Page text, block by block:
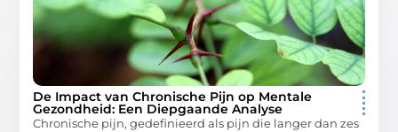
De Impact van Chronische Pijn op Mentale
Gezondheid: Een Diepgaande Analyse
Chronische pijn, gedefinieerd als pijn die langer dan zes